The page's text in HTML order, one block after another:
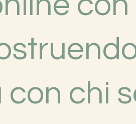
chi